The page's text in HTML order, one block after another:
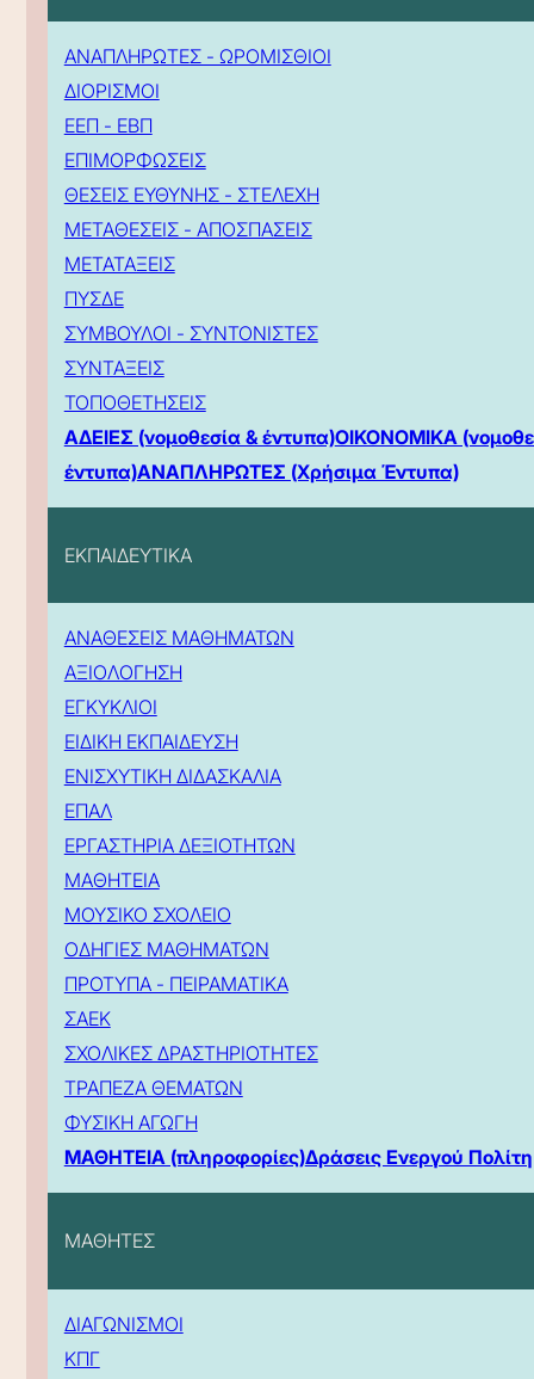
ΑΝΑΠΛΗΡΩΤΕΣ - ΩΡΟΜΙΣΘΙΟΙ
ΔΙΟΡΙΣΜΟΙ
ΕΕΠ - ΕΒΠ
ΕΠΙΜΟΡΦΩΣΕΙΣ
ΘΕΣΕΙΣ ΕΥΘΥΝΗΣ - ΣΤΕΛΕΧΗ
ΜΕΤΑΘΕΣΕΙΣ - ΑΠΟΣΠΑΣΕΙΣ
ΜΕΤΑΤΑΞΕΙΣ
ΠΥΣΔΕ
ΣΥΜΒΟΥΛΟΙ - ΣΥΝΤΟΝΙΣΤΕΣ
ΣΥΝΤΑΞΕΙΣ
ΤΟΠΟΘΕΤΗΣΕΙΣ
ΑΔΕΙΕΣ (νομοθεσία & έντυπα)ΟΙΚΟΝΟΜΙΚΑ
έντυπα)ΑΝΑΠΛΗΡΩΤΕΣ (Χρήσιμα Έντυπα)
ΕΚΠΑΙΔΕΥΤΙΚΑ
ΑΝΑΘΕΣΕΙΣ ΜΑΘΗΜΑΤΩΝ
ΑΞΙΟΛΟΓΗΣΗ
ΕΓΚΥΚΛΙΟΙ
ΕΙΔΙΚΗ ΕΚΠΑΙΔΕΥΣΗ
ΕΝΙΣΧΥΤΙΚΗ ΔΙΔΑΣΚΑΛΙΑ
ΕΠΑΛ
ΕΡΓΑΣΤΗΡΙΑ ΔΕΞΙΟΤΗΤΩΝ
ΜΑΘΗΤΕΙΑ
ΜΟΥΣΙΚΟ ΣΧΟΛΕΙΟ
ΟΔΗΓΙΕΣ ΜΑΘΗΜΑΤΩΝ
ΠΡΟΤΥΠΑ - ΠΕΙΡΑΜΑΤΙΚΑ
ΣΑΕΚ
ΣΧΟΛΙΚΕΣ ΔΡΑΣΤΗΡΙΟΤΗΤΕΣ
ΤΡΑΠΕΖΑ ΘΕΜΑΤΩΝ
ΦΥΣΙΚΗ ΑΓΩΓΗ
ΜΑΘΗΤΕΙΑ (πληροφορίες)Δράσεις Ενεργού Πολίτη
ΜΑΘΗΤΕΣ
ΔΙΑΓΩΝΙΣΜΟΙ
ΚΠΓ